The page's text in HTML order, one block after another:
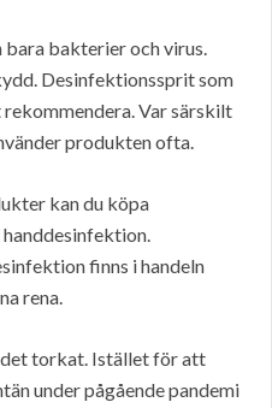
bara bakterier och virus.
Desinfektionssprit som
rekommendera. Var särskilt
produkten ofta.
kan du köpa
finns i handeln
rena.
torkat. Istället för att
under pågående pandemi